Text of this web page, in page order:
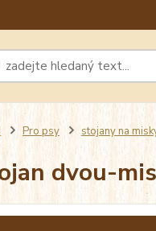
Pro psy stojany na
dvou-